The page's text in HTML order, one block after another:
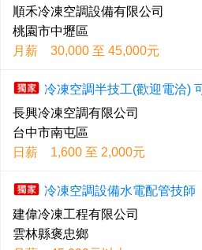
順禾冷凍空調設備有限公司
桃園市中壢區
月薪 30,000 至 45,000元
冷凍空調半技工(歡迎電洽)
長興冷凍空調有限公司
台中市南屯區
日薪 1,600 至 2,000元
冷凍空調設備水電配管技師
建偉冷凍工程有限公司
雲林縣褒忠鄉